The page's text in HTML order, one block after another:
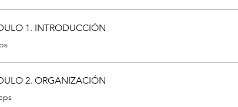
1. INTRODUCCIÓN
2. ORGANIZACIÓN